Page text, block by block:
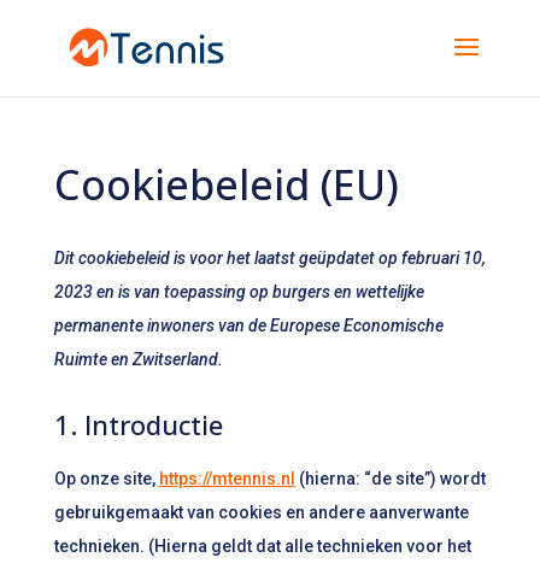
Cookiebeleid (EU)
Dit cookiebeleid is voor het laatst geüpdatet op februari 10,
2023 en is van toepassing op burgers en wettelijke
permanente inwoners van de Europese Economische
Ruimte en Zwitserland.
1. Introductie
Op onze site, https://mtennis.nl (hierna: “de site”) wordt
gebruikgemaakt van cookies en andere aanverwante
technieken. (Hierna geldt dat alle technieken voor het